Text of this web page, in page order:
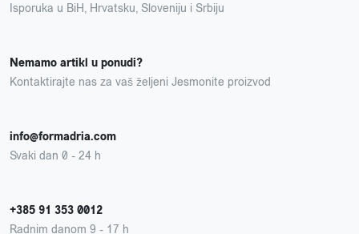
Isporuka u BiH, Hrvatsku, Sloveniju i Srbiju
Nemamo artikl u ponudi?
Kontaktirajte nas za vaš željeni Jesmonite proizvod
info@formadria.com
Svaki dan 0 - 24 h
+385 91 353 0012
Radnim danom 9 - 17 h